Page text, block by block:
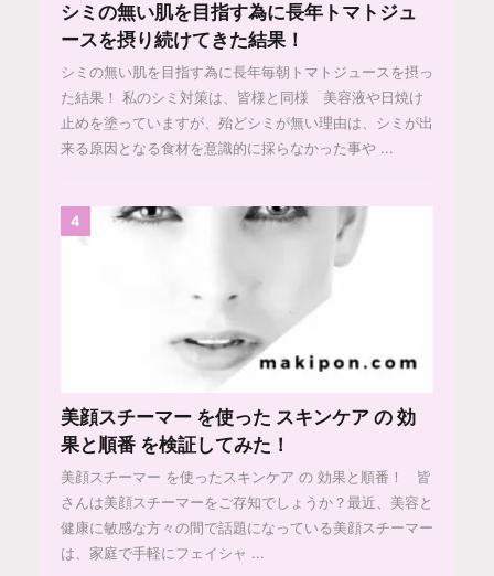
シミの無い肌を目指す為に長年トマトジュ
ースを摂り続けてきた結果！
シミの無い肌を目指す為に長年毎朝トマトジュースを摂っ
た結果！ 私のシミ対策は、皆様と同様 美容液や日焼け
止めを塗っていますが、殆どシミが無い理由は、シミが出
来る原因となる食材を意識的に採らなかった事や ...
4
美顔スチーマー を使った スキンケア の 効
果と順番 を検証してみた！
美顔スチーマー を使ったスキンケア の 効果と順番！ 皆
さんは美顔スチーマーをご存知でしょうか？最近、美容と
健康に敏感な方々の間で話題になっている美顔スチーマー
は、家庭で手軽にフェイシャ ...